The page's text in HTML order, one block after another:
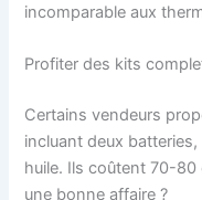
incomparable aux
Profiter des kits
Certains vendeurs
incluant deux
huile. Ils coûtent 70-80
une bonne affaire ?